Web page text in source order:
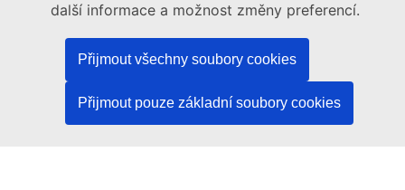
další informace a možnost změny preferencí.
Přijmout všechny soubory cookies
Přijmout pouze základní soubory cookies
Sociální média
Vyhledávání informačních kanálů EU v sociálních
médiích
Orgány a instituce EU